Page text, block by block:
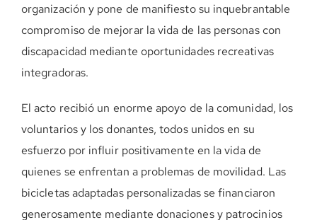
organización y pone de manifiesto su inquebrantable
compromiso de mejorar la vida de las personas con
discapacidad mediante oportunidades recreativas
integradoras.
El acto recibió un enorme apoyo de la comunidad, los
voluntarios y los donantes, todos unidos en su
esfuerzo por influir positivamente en la vida de
quienes se enfrentan a problemas de movilidad. Las
bicicletas adaptadas personalizadas se financiaron
generosamente mediante donaciones y patrocinios